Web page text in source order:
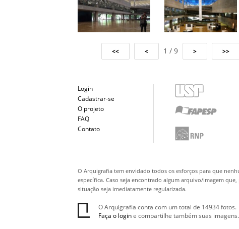
1 / 9
Login
Cadastrar-se
O projeto
FAQ
Contato
O Arquigrafia tem envidado todos os esforços para que
específica. Caso seja encontrado algum arquivo/imagem
situação seja imediatamente regularizada.
O Arquigrafia conta com um total de 14934 fotos.
Faça o logine compartilhe também suas imagens.